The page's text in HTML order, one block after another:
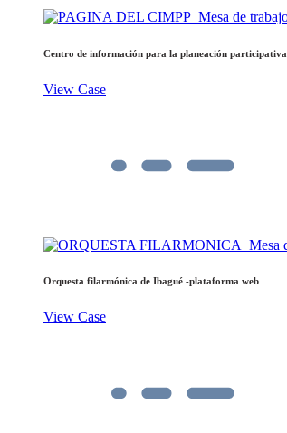
Centro de información para la planeación participativa
View Case
Orquesta filarmónica de Ibagué -plataforma web
View Case